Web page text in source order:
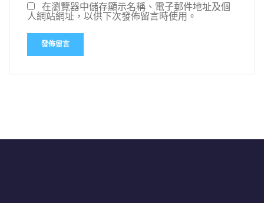
在瀏覽器中儲存顯示名稱、電子郵件地址及個
人網站網址，以供下次發佈留言時使用。